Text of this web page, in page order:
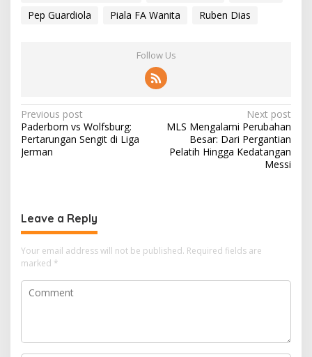
Pep Guardiola
Piala FA Wanita Ruben Dias
Follow Us
P
o
s
a
v
i
g
a
o
Previous post
Paderborn vs Wolfsburg:
Pertarungan Sengit di Liga
Jerman
Next post
MLS Mengalami Perubahan
Besar: Dari Pergantian
Pelatih Hingga Kedatangan
Messi
Leave a Reply
Your email address will not be published. Required fields are
marked *